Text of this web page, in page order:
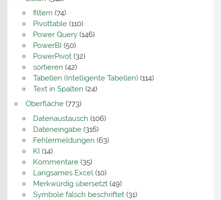
filtern (74)
Pivottable(110)
Power Query(146)
PowerBI (50)
PowerPivot(32)
sortieren (42)
Tabellen (Intelligente Tabellen)(114)
Text in Spalten (24)
Oberfläche(773)
Datenaustausch (106)
Dateneingabe(316)
Fehlermeldungen (63)
KI (14)
Kommentare(35)
Langsames Excel (10)
Merkwürdig übersetzt(49)
Symbole falsch beschriftet(31)